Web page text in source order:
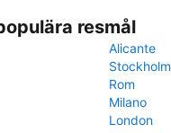
resmål
Alicante
Stockholm
Rom
Milano
London